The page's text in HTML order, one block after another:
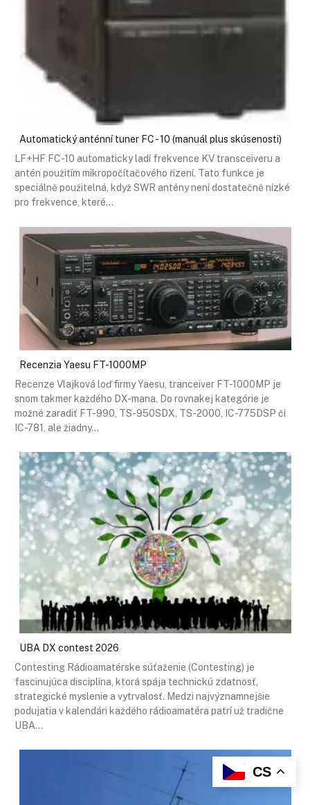
Automatický anténní tuner FC - 10 (manuál plus skúsenosti)
LF+HF FC-10 automaticky ladí frekvence KV transceiveru a
antén použitím mikropočítačového řízení. Tato funkce je
speciálně použitelná, když SWR antény není dostatečně nízké
pro frekvence, které…
Recenzia Yaesu FT-1000MP
Recenze Vlajková loď firmy Yaesu, tranceiver FT-1000MP je
snom takmer každého DX-mana. Do rovnakej kategórie je
možné zaradiť FT-990, TS-950SDX, TS-2000, IC-775DSP či
IC-781, ale žiadny…
UBA DX contest 2026
Contesting Rádioamatérske súťaženie (Contesting) je
fascinujúca disciplína, ktorá spája technickú zdatnosť,
strategické myslenie a vytrvalosť. Medzi najvýznamnejšie
podujatia v kalendári každého rádioamatéra patrí už tradične
UBA…
CS